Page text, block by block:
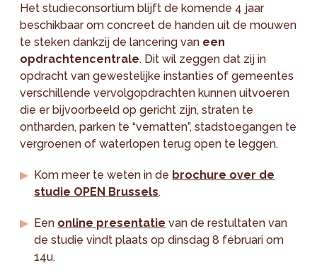
Het studieconsortium blijft de komende 4 jaar
beschikbaar om concreet de handen uit de mouwen
te steken dankzij de lancering van een
opdrachtencentrale. Dit wil zeggen dat zij in
opdracht van gewestelijke instanties of gemeentes
verschillende vervolgopdrachten kunnen uitvoeren
die er bijvoorbeeld op gericht zijn, straten te
ontharden, parken te “vernatten”, stadstoegangen te
vergroenen of waterlopen terug open te leggen.
Kom meer te weten in de brochure over de
studie OPEN Brussels.
Een online presentatie van de restultaten van
de studie vindt plaats op dinsdag 8 februari om
14u.